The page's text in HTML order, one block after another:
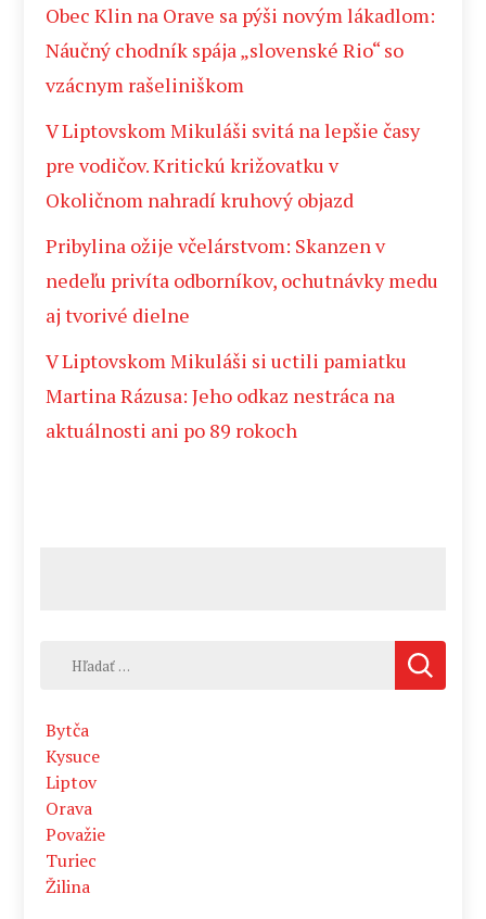
Obec Klin na Orave sa pýši novým lákadlom:
Náučný chodník spája „slovenské Rio“ so
vzácnym rašeliniškom
V Liptovskom Mikuláši svitá na lepšie časy
pre vodičov. Kritickú križovatku v
Okoličnom nahradí kruhový objazd
Pribylina ožije včelárstvom: Skanzen v
nedeľu privíta odborníkov, ochutnávky medu
aj tvorivé dielne
V Liptovskom Mikuláši si uctili pamiatku
Martina Rázusa: Jeho odkaz nestráca na
aktuálnosti ani po 89 rokoch
Hľadať:
Bytča
Kysuce
Liptov
Orava
Považie
Turiec
Žilina